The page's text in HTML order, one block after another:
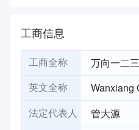
工商信息
工商全称 万向一二
英文全称 Wanxiang
法定代表人 管大源